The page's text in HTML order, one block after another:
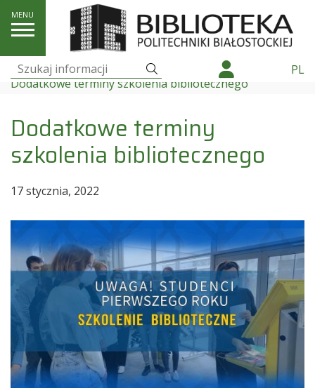
Szukaj: PL
Szkolenia
Dodatkowe terminy szkolenia bibliotecznego
Dodatkowe terminy
szkolenia bibliotecznego
17 stycznia, 2022